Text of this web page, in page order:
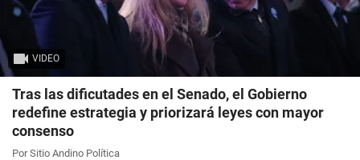
VIDEO
Tras las dificutades en el Senado, el Gobierno
redefine estrategia y priorizará leyes con mayor
consenso
Por Sitio Andino Política